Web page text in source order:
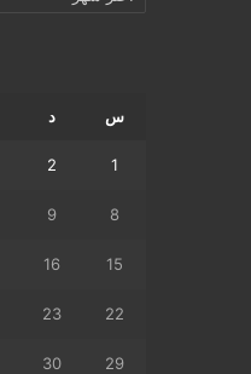
س د
1
2
8
9
15
16
22
23
29
30